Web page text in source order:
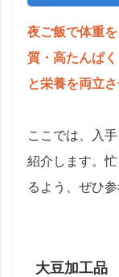
夜ご飯で体重
質・高たんぱ
と栄養を両立
ここでは、入
紹介します。
るよう、ぜひ
大豆加工品